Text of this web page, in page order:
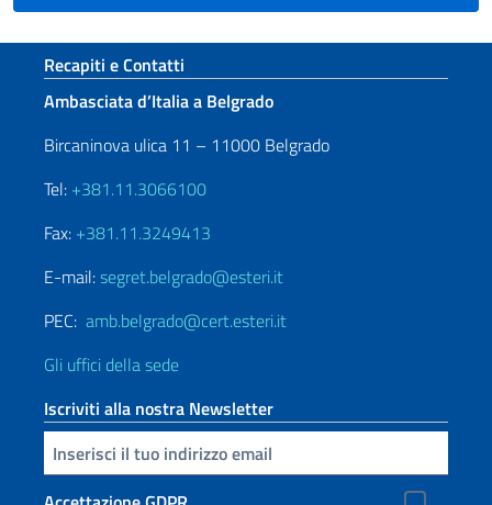
Sezione footer
Recapiti e Contatti
Ambasciata d’Italia a Belgrado
Bircaninova ulica 11 – 11000 Belgrado
Tel: +381.11.3066100
Fax: +381.11.3249413
E-mail:segret.belgrado@esteri.it
PEC: amb.belgrado@cert.esteri.it
Gli uffici della sede
Iscriviti alla nostra Newsletter
Inserisci la tua email